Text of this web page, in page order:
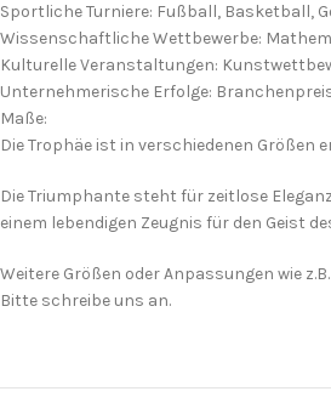
Sportliche Turniere: Fußball, Basketball,
Wissenschaftliche Wettbewerbe:
Kulturelle Veranstaltungen:
Unternehmerische Erfolge:
Maße:
Die Trophäe ist in verschiedenen
Die Triumphante steht für zeitlose
einem lebendigen Zeugnis für den Geist
Weitere Größen oder Anpassungen wie
Bitte schreibe uns an.